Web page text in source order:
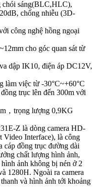
chói sáng(BLC,HLC),
chống nhiễu (3D-
công nghệ hồng ngoại
cho góc quan sát từ
dập IK10, điện áp DC12V,
làm việc từ -30°C~+60°C
trục lên đến 300m với
，trọng lượng 0,9KG
Z​​ là dòng camera HD-
Interface), là công
cáp đồng trục đường dài
chất lượng hình ảnh,
ảnh không bị nén ở 2
1280H. Ngoài ra camera
và hình ảnh tới khoảng